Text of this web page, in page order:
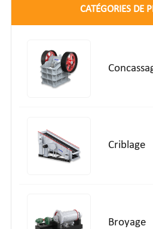
CATÉGORIES DE
Criblage
Broyage